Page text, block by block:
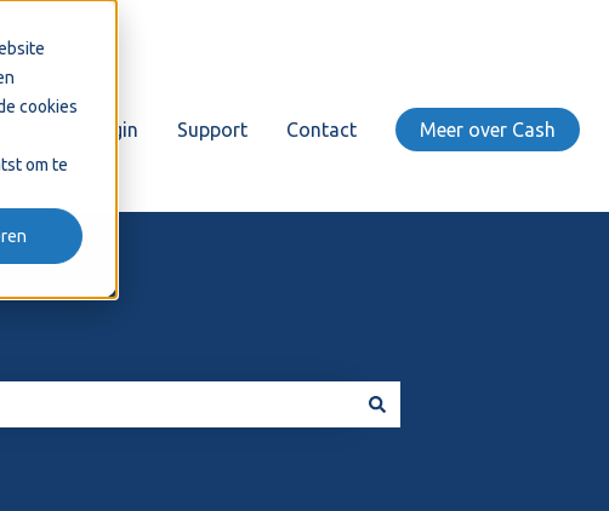
cookies
om te
Login Support Contact Meer over Cash